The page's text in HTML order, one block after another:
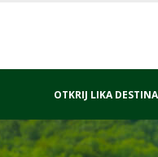
OTKRIJ LIKA